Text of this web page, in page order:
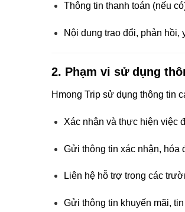
Thông tin thanh toán (nếu
Nội dung trao đổi, phản hồi,
2. Phạm vi sử dụng
Hmong Trip sử dụng thông tin
Xác nhận và thực hiện việc
Gửi thông tin xác nhận, hóa
Liên hệ hỗ trợ trong các
Gửi thông tin khuyến mãi,